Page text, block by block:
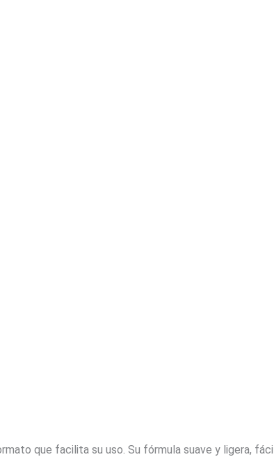
que facilita su uso. Su fórmula suave y ligera,